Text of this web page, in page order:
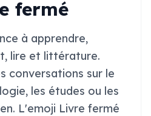
fermé
à apprendre,
lire et littérature.
conversations sur le
les études ou les
L'emoji Livre fermé